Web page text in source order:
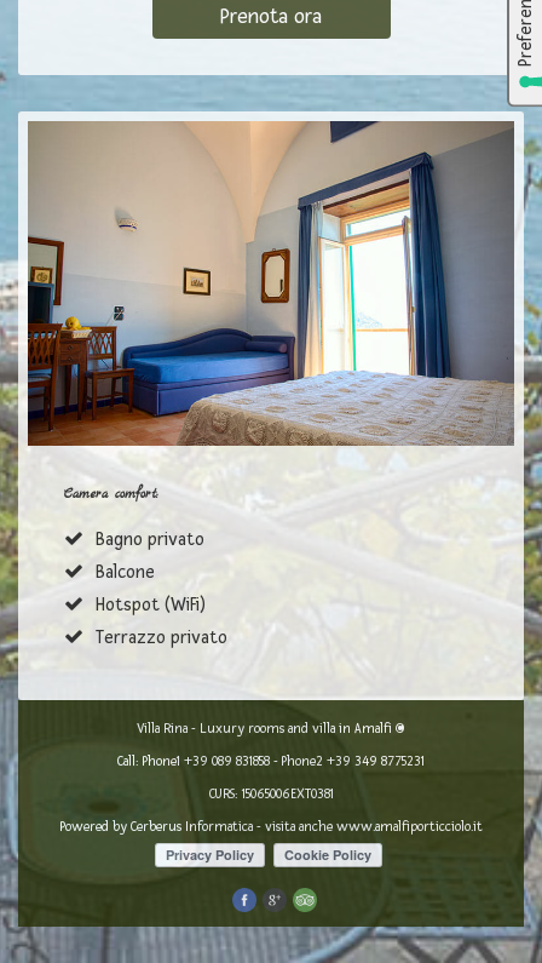
Prenota ora
Camera comfort:
Bagno privato
Balcone
Hotspot (WiFi)
Terrazzo privato
Villa Rina - Luxury rooms and villa in Amalfi ©
Call: Phone1 +39 089 831858 - Phone2 +39 349 8775231
CURS: 15065006EXT0381
Powered by Cerberus Informatica- visita anche www.amalfiporticciolo.it